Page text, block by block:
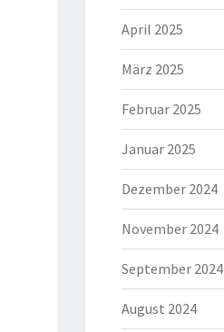
April 2025
März 2025
Februar 2025
Januar 2025
Dezember 2024
November 2024
September 2024
August 2024